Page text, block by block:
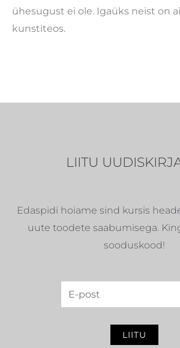
ühesugust ei ole. Igaüks neist on
kunstiteos.
LIITU
Edaspidi hoiame sind kursis
uute toodete saabumisega.
sooduskood!
LIITU